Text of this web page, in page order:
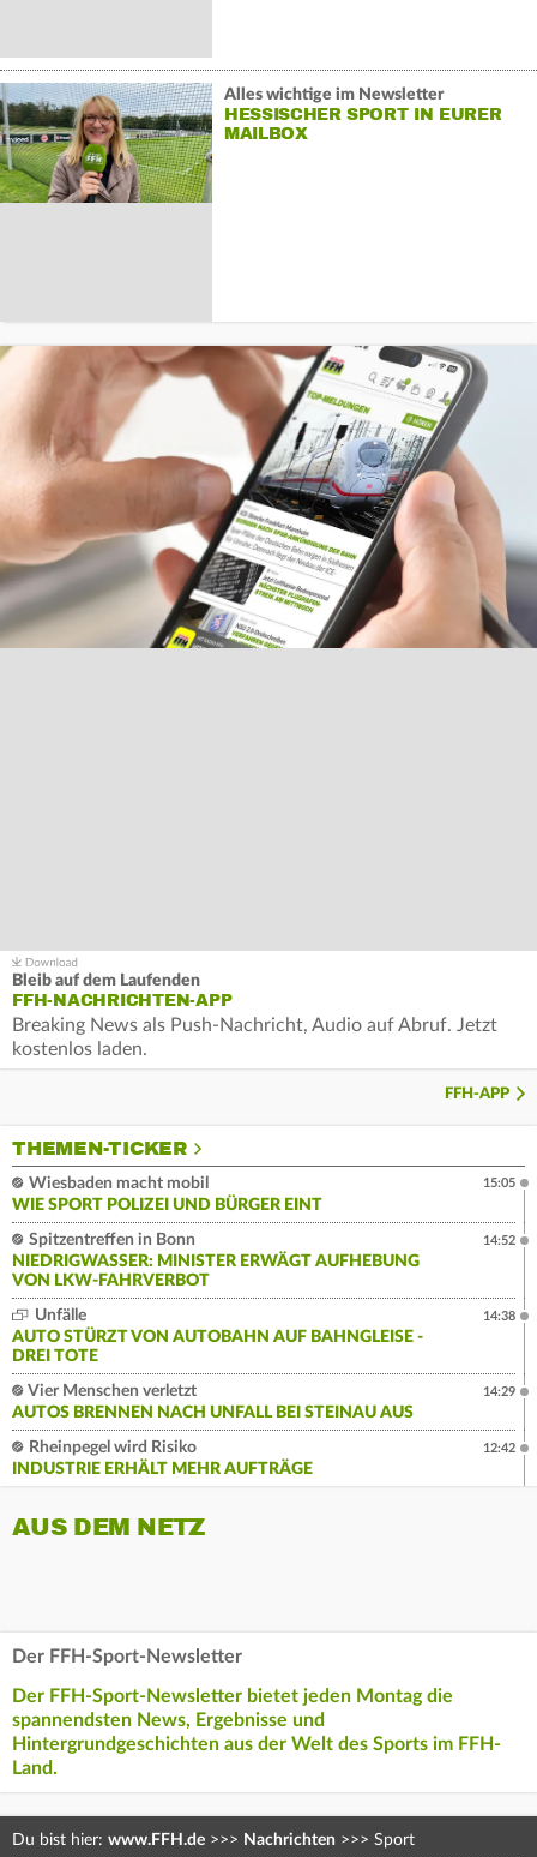
Alles wichtige im Newsletter
HESSISCHER SPORT IN EURER
MAILBOX
Bleib auf dem Laufenden
FFH-NACHRICHTEN-APP
Breaking News als Push-Nachricht, Audio auf Abruf. Jetzt
kostenlos laden.
FFH-APP
THEMEN-TICKER
Wiesbaden macht mobil
WIE SPORT POLIZEI UND BÜRGER EINT
15:05
Spitzentreffen in Bonn
NIEDRIGWASSER: MINISTER ERWÄGT AUFHEBUNG
VON LKW-FAHRVERBOT
14:52
Unfälle
AUTO STÜRZT VON AUTOBAHN AUF BAHNGLEISE -
DREI TOTE
14:38
Vier Menschen verletzt
AUTOS BRENNEN NACH UNFALL BEI STEINAU AUS
14:29
Rheinpegel wird Risiko
INDUSTRIE ERHÄLT MEHR AUFTRÄGE
12:42
AUS DEM NETZ
Der FFH-Sport-Newsletter
Der FFH-Sport-Newsletter bietet jeden Montag die
spannendsten News, Ergebnisse und
Hintergrundgeschichten aus der Welt des Sports im FFH-
Land.
Du bist hier: www.FFH.de >>> Nachrichten >>> Sport